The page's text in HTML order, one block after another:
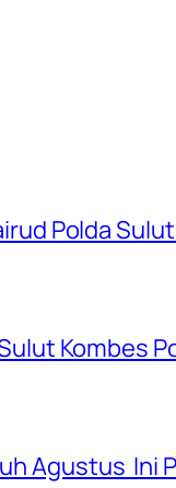
Polda
Kombes
Agustus Ini